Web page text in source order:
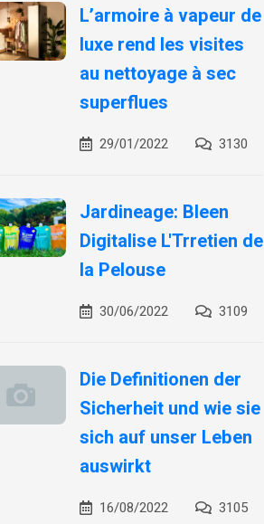
L’armoire à vapeur de
luxe rend les visites
au nettoyage à sec
superflues
29/01/2022 3130
Jardineage: Bleen
Digitalise L'Trretien de
la Pelouse
30/06/2022 3109
Die Definitionen der
Sicherheit und wie sie
sich auf unser Leben
auswirkt
16/08/2022 3105